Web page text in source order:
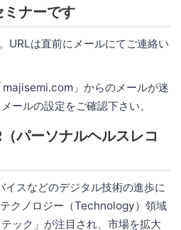
ナーです
URLは直前にメールにてご連絡い
」からのメールが迷
ールの設定をご確認下さい。
パーソナルヘルスレコ
イスなどのデジタル技術の進歩に
クノロジー（Technology）領域
ック」が注目され、市場を拡大